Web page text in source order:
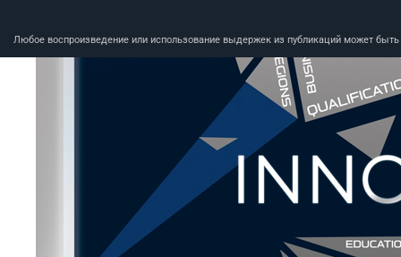
Любое воспроизведение или использование выдержек из публикаций может